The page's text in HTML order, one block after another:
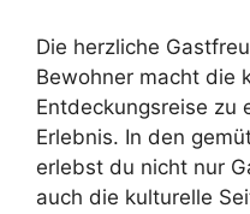
Die herzliche
Bewohner macht die
Entdeckungsreise zu
Erlebnis. In den
erlebst du nicht nur
auch die kulturelle